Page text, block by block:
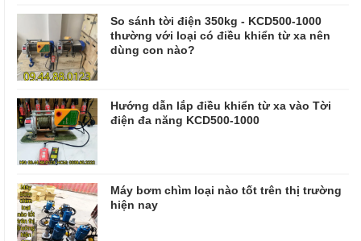
So sánh tời điện 350kg - KCD500-1000
thường với loại có điều khiển từ xa nên
dùng con nào?
Hướng dẫn lắp điều khiển từ xa vào Tời
điện đa năng KCD500-1000
Máy bơm chìm loại nào tốt trên thị trường
hiện nay